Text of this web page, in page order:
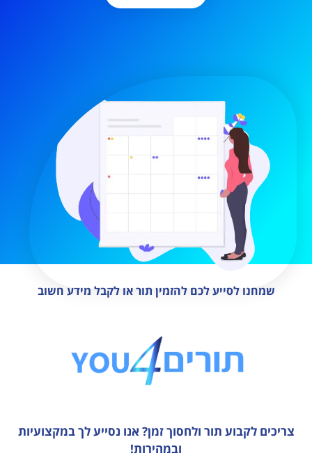
שמחנו לסייע לכם להזמין תור או לקבל מידע חשוב
צריכים לקבוע תור ולחסוך זמן? אנו נסייע לך במקצועיות
ובמהירות!